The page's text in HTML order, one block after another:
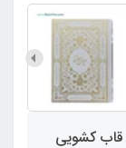
قاب کشویی